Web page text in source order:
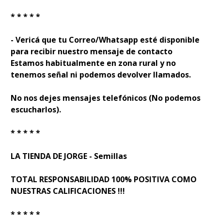
* * * * *
- Verificá que tu Correo/Whatsapp esté disponible
para recibir nuestro mensaje de contacto
Estamos habitualmente en zona rural y no
tenemos señal ni podemos devolver llamados.
No nos dejes mensajes telefónicos (No podemos
escucharlos).
* * * * *
LA TIENDA DE JORGE - Semillas
TOTAL RESPONSABILIDAD 100% POSITIVA COMO
NUESTRAS CALIFICACIONES !!!
* * * * *